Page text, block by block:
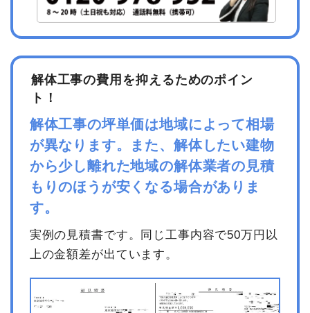
解体工事の費用を抑えるためのポイン
ト！
解体工事の坪単価は地域によって相場
が異なります。また、解体したい建物
から少し離れた地域の解体業者の見積
もりのほうが安くなる場合がありま
す。
実例の見積書です。同じ工事内容で50万円以
上の金額差が出ています。